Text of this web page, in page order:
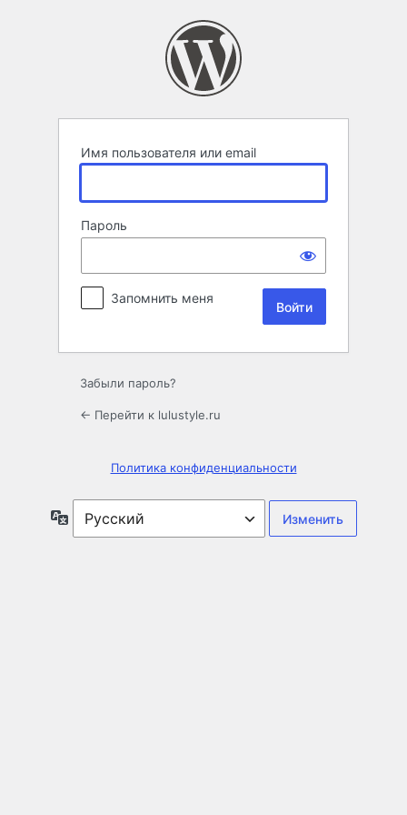
Имя пользователя или email
Пароль
Запомнить меня
Забыли пароль?
← Перейти к lulustyle.ru
Политика конфиденциальности
Язык